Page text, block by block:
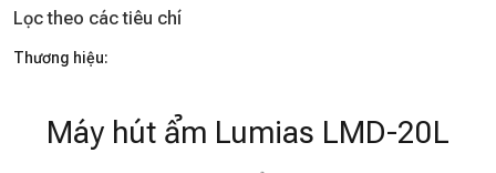
Lọc theo các tiêu chí
Thương hiệu:
Máy hút ẩm Lumias LMD-20L